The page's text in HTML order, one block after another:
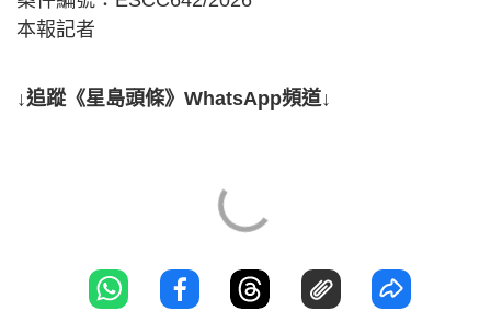
本報記者
↓追蹤《星島頭條》WhatsApp頻道↓